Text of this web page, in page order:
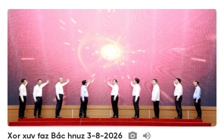
Xor xưv faz Bắc hnuz 3-8-2026